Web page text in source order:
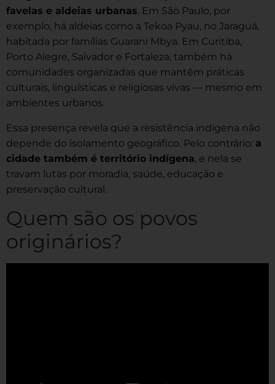
favelas e aldeias urbanas. Em São Paulo, por
exemplo, há aldeias como a Tekoa Pyau, no Jaraguá,
habitada por famílias Guarani Mbya. Em Curitiba,
Porto Alegre, Salvador e Fortaleza, também há
comunidades organizadas que mantêm práticas
culturais, linguísticas e religiosas vivas — mesmo em
ambientes urbanos.
Essa presença revela que a resistência indígena não
depende do isolamento geográfico. Pelo contrário: a
cidade também é território indígena, e nela se
travam lutas por moradia, saúde, educação e
preservação cultural.
Quem são os povos
originários?